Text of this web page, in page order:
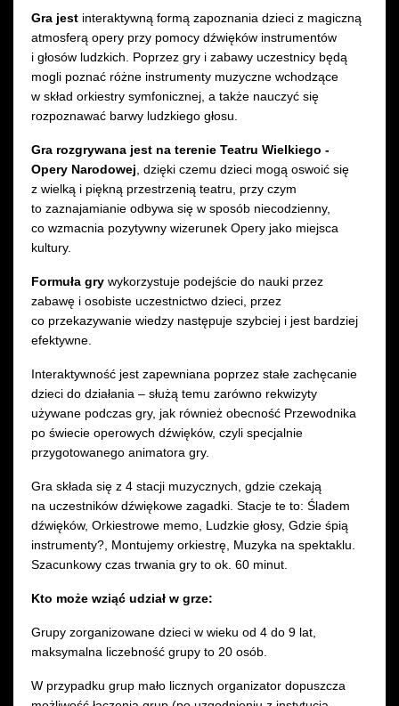
Gra jest interaktywną formą zapoznania dzieci z magiczną
atmosferą opery przy pomocy dźwięków instrumentów
i głosów ludzkich. Poprzez gry i zabawy uczestnicy będą
mogli poznać różne instrumenty muzyczne wchodzące
w skład orkiestry symfonicznej, a także nauczyć się
rozpoznawać barwy ludzkiego głosu.
Gra rozgrywana jest na terenie Teatru Wielkiego -
Opery Narodowej , dzięki czemu dzieci mogą oswoić się
z wielką i piękną przestrzenią teatru, przy czym
to zaznajamianie odbywa się w sposób niecodzienny,
co wzmacnia pozytywny wizerunek Opery jako miejsca
kultury.
Formuła gry wykorzystuje podejście do nauki przez
zabawę i osobiste uczestnictwo dzieci, przez
co przekazywanie wiedzy następuje szybciej i jest bardziej
efektywne.
Interaktywność jest zapewniana poprzez stałe zachęcanie
dzieci do działania – służą temu zarówno rekwizyty
używane podczas gry, jak również obecność Przewodnika
po świecie operowych dźwięków, czyli specjalnie
przygotowanego animatora gry.
Gra składa się z 4 stacji muzycznych, gdzie czekają
na uczestników dźwiękowe zagadki. Stacje te to: Śladem
dźwięków, Orkiestrowe memo, Ludzkie głosy, Gdzie śpią
instrumenty?, Montujemy orkiestrę, Muzyka na spektaklu.
Szacunkowy czas trwania gry to ok. 60 minut.
Kto może wziąć udział w grze:
Grupy zorganizowane dzieci w wieku od 4 do 9 lat,
maksymalna liczebność grupy to 20 osób.
W przypadku grup mało licznych organizator dopuszcza